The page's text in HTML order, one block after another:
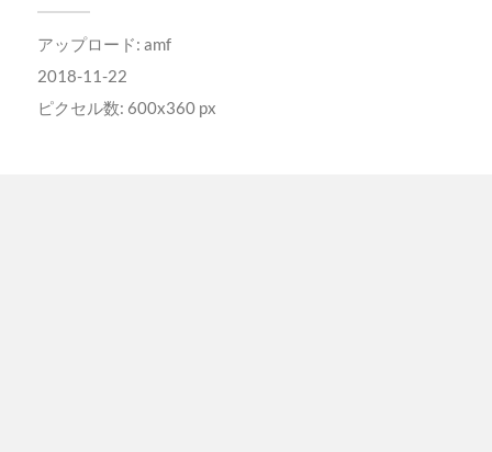
アップロード: amf
2018-11-22
ピクセル数: 600x360 px